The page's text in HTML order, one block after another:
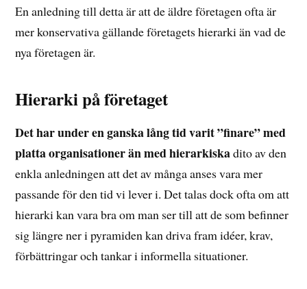
En anledning till detta är att de äldre företagen ofta är
mer konservativa gällande företagets hierarki än vad de
nya företagen är.
Hierarki på företaget
Det har under en ganska lång tid varit ”finare” med
platta organisationer än med hierarkiskadito av den
enkla anledningen att det av många anses vara mer
passande för den tid vi lever i. Det talas dock ofta om att
hierarki kan vara bra om man ser till att de som befinner
sig längre ner i pyramiden kan driva fram idéer, krav,
förbättringar och tankar i informella situationer.